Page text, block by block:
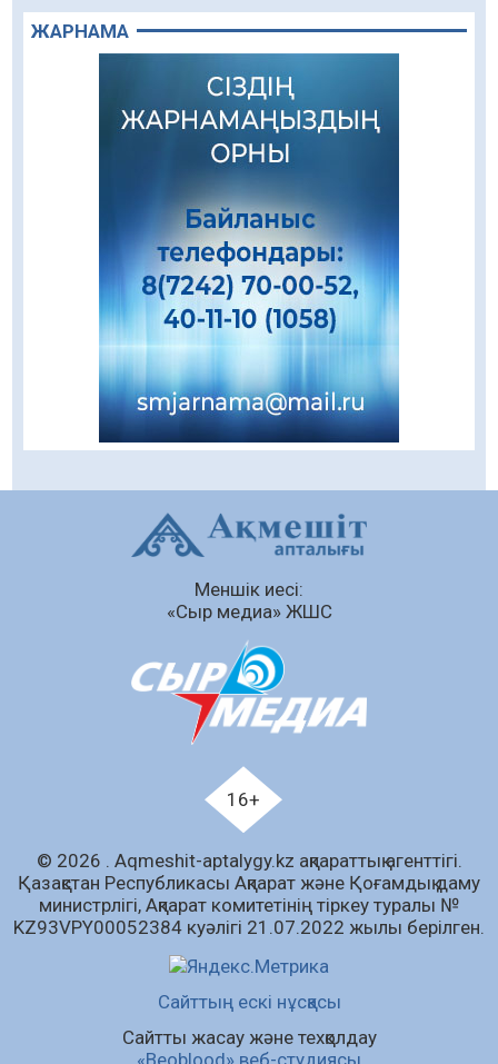
Құрылыс қарқыны – қала дамуының айғағы
08.08.2026
Зәулім ғимараттарда туған жерді түлеткен
азаматтардың қолтаңбасы бар
Еңбегі ерлікпен тең мамандық
Даналықтың шырағданы, ой-сананың
шамшырағы
08.08.2026
Кенеге қарсы залалсыздандыру жұмыстары
жүргізілуде
07.08.2026
Сыбайлас жемқорлық
Аумақтан тыс соттылық – сот төрелігінің
ашықтығы мен қолжетімділігін арттыру
«Дауыс беру учаскесін қалай табуға болады?»￼
07.08.2026 72 0
Барлық жаңалық
ЖАРНАМА
Меншік иесі:
«Сыр медиа» ЖШС
16+
© 2026 . Аqmeshit-aptalygy.kz ақпараттық агенттігі.
Қазақстан Республикасы Ақпарат және Қоғамдық даму
министрлігі, Ақпарат комитетінің тіркеу туралы №
KZ93VPY00052384 куәлігі 21.07.2022 жылы берілген.
Сайттың ескі нұсқасы
Сайтты жасау және техқолдау